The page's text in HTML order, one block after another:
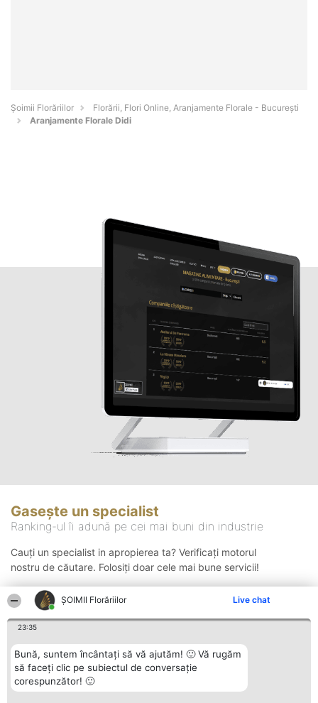
ȘOIMII Florăriilor Live chat
23:35
Bună, suntem încântați să vă ajutăm! 🙂 Vă rugăm
să faceți clic pe subiectul de conversație
corespunzător! 🙂
Șoimii Florăriilor
Florării, Flori Online, Aranjamente Florale - Bucureşti
Aranjamente Florale Didi
Gasește un specialist
Ranking-ul îi adună pe cei mai buni din industrie
Cauți un specialist in apropierea ta? Verificați motorul
nostru de căutare. Folosiți doar cele mai bune servicii!